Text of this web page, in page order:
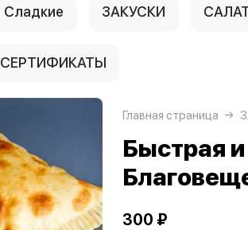
Сладкие ЗАКУСКИ
СЕРТИФИКАТЫ
Главная страница
Быстрая
300 ₽